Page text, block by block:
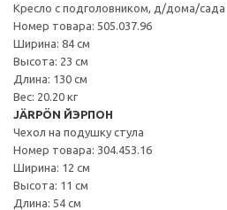
Кресло с подголовником, д/дома/сада
Номер товара: 505.037.96
Ширина: 84 см
Высота: 23 см
Длина: 130 см
Вес: 20.20 кг
JÄRPÖN ЙЭРПОН
Чехол на подушку стула
Номер товара: 304.453.16
Ширина: 12 см
Высота: 11 см
Длина: 54 см